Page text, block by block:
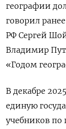
географии
говорил
РФ Сергей
Владимир
«Годом
В декабре
единую
учебников по